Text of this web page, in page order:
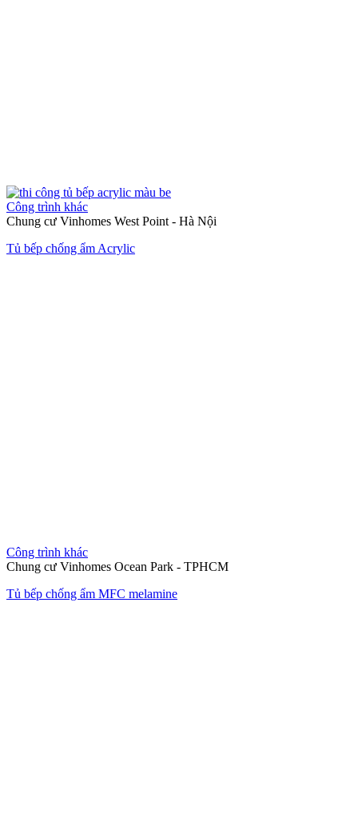
Công trình khác
Chung cư Vinhomes West Point - Hà Nội
Tủ bếp chống ẩm Acrylic
Công trình khác
Chung cư Vinhomes Ocean Park - TPHCM
Tủ bếp chống ẩm MFC melamine